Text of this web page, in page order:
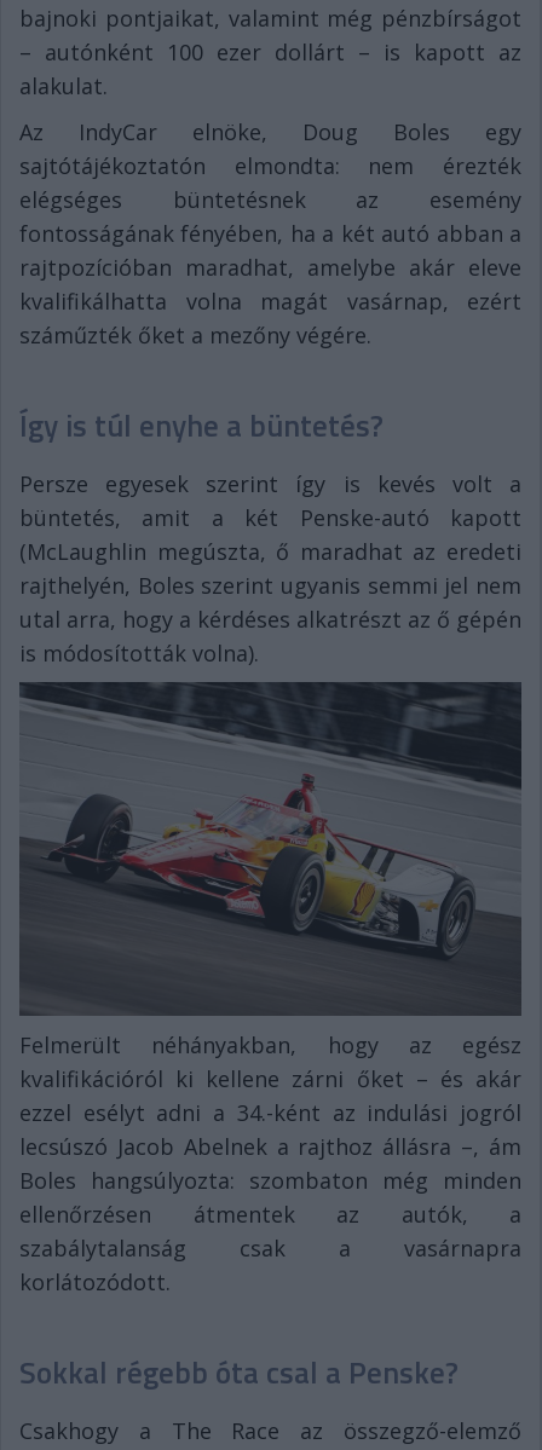
bajnoki pontjaikat, valamint még pénzbírságot
– autónként 100 ezer dollárt – is kapott az
alakulat.
Az IndyCar elnöke, Doug Boles egy
sajtótájékoztatón elmondta: nem érezték
elégséges büntetésnek az esemény
fontosságának fényében, ha a két autó abban a
rajtpozícióban maradhat, amelybe akár eleve
kvalifikálhatta volna magát vasárnap, ezért
száműzték őket a mezőny végére.
Így is túl enyhe a büntetés?
Persze egyesek szerint így is kevés volt a
büntetés, amit a két Penske-autó kapott
(McLaughlin megúszta, ő maradhat az eredeti
rajthelyén, Boles szerint ugyanis semmi jel nem
utal arra, hogy a kérdéses alkatrészt az ő gépén
is módosították volna).
Felmerült néhányakban, hogy az egész
kvalifikációról ki kellene zárni őket – és akár
ezzel esélyt adni a 34.-ként az indulási jogról
lecsúszó Jacob Abelnek a rajthoz állásra –, ám
Boles hangsúlyozta: szombaton még minden
ellenőrzésen átmentek az autók, a
szabálytalanság csak a vasárnapra
korlátozódott.
Sokkal régebb óta csal a Penske?
Csakhogy a The Race az összegző-elemző